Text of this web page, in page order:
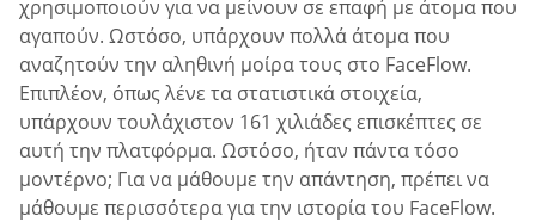
χρησιμοποιούν για να μείνουν σε επαφή με άτομα που
αγαπούν. Ωστόσο, υπάρχουν πολλά άτομα που
αναζητούν την αληθινή μοίρα τους στο FaceFlow.
Επιπλέον, όπως λένε τα στατιστικά στοιχεία,
υπάρχουν τουλάχιστον 161 χιλιάδες επισκέπτες σε
αυτή την πλατφόρμα. Ωστόσο, ήταν πάντα τόσο
μοντέρνο; Για να μάθουμε την απάντηση, πρέπει να
μάθουμε περισσότερα για την ιστορία του FaceFlow.